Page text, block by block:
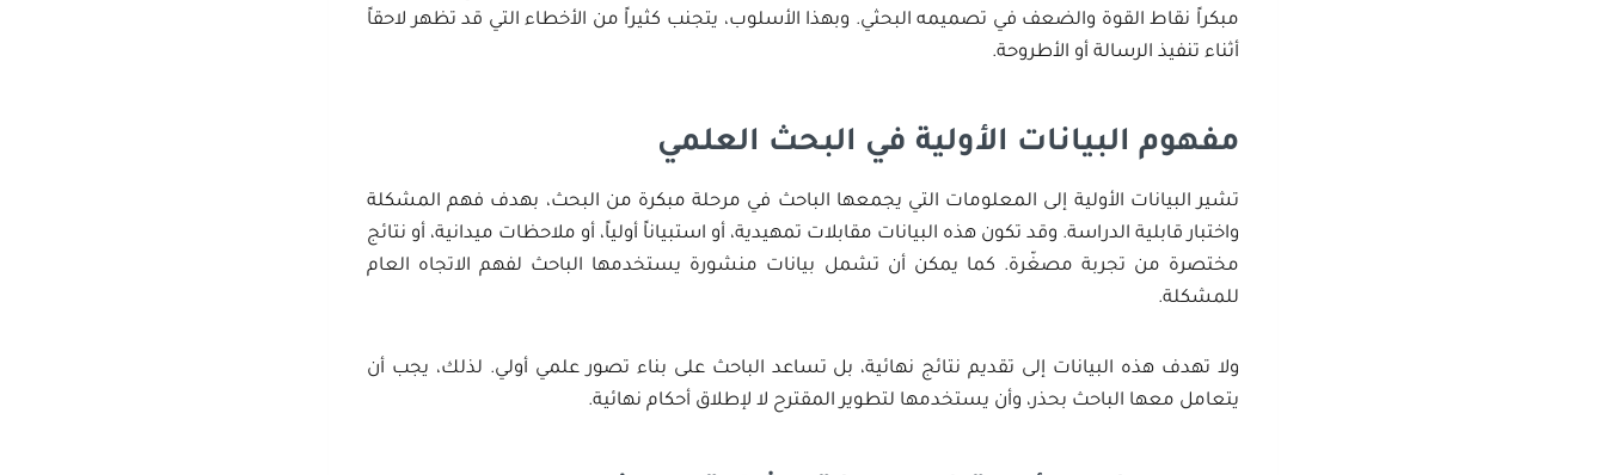
مبكراً نقاط القوة والضعف في تصميمه البحثي. وبهذا الأسلوب، يتجنب كثيراً من الأخطاء التي قد تظهر لاحقاً
أثناء تنفيذ الرسالة أو الأطروحة.
مفهوم البيانات الأولية في البحث العلمي
تشير البيانات الأولية إلى المعلومات التي يجمعها الباحث في مرحلة مبكرة من البحث، بهدف فهم المشكلة
واختبار قابلية الدراسة. وقد تكون هذه البيانات مقابلات تمهيدية، أو استبياناً أولياً، أو ملاحظات ميدانية، أو نتائج
مختصرة من تجربة مصغّرة. كما يمكن أن تشمل بيانات منشورة يستخدمها الباحث لفهم الاتجاه العام
للمشكلة.
ولا تهدف هذه البيانات إلى تقديم نتائج نهائية، بل تساعد الباحث على بناء تصور علمي أولي. لذلك، يجب أن
يتعامل معها الباحث بحذر، وأن يستخدمها لتطوير المقترح لا لإطلاق أحكام نهائية.